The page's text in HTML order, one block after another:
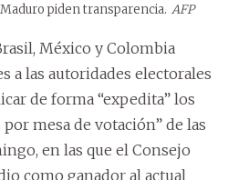
piden transparencia. AFP
México y Colombia
a las autoridades electorales
de forma “expedita” los
mesa de votación” de las
en las que el Consejo
como ganador al actual